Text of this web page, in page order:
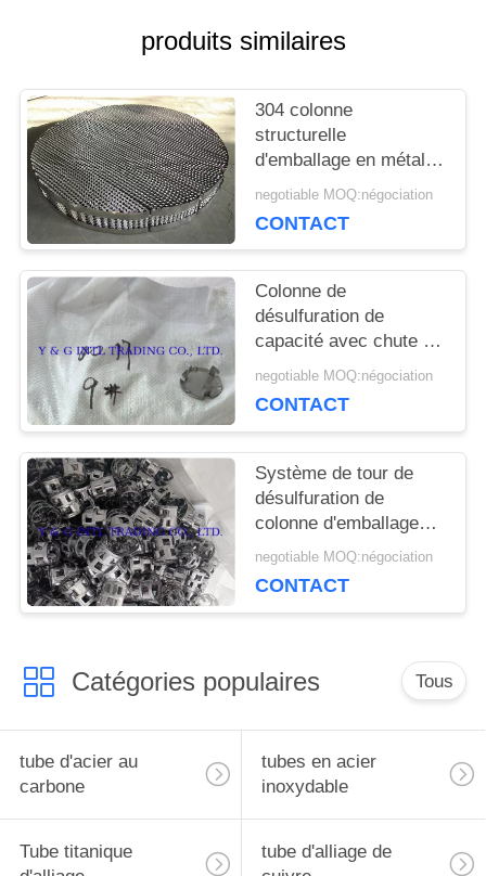
produits similaires
304 colonne
structurelle
d'emballage en métal
250Y pour performance
la haute
negotiable MOQ:négociation
CONTACT
Colonne de
désulfuration de
capacité avec chute de
basse pression et
negotiable MOQ:négociation
CONTACT
Système de tour de
désulfuration de
colonne d'emballage
structurée à haute
installer
negotiable MOQ:négociation
CONTACT
Catégories populaires Tous
tube d'acier au
carbone
tubes en acier
inoxydable
Tube titanique
tube d'alliage de